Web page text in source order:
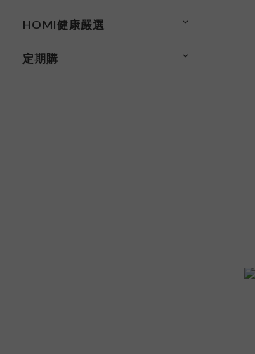
HOMI健康嚴選
定期購